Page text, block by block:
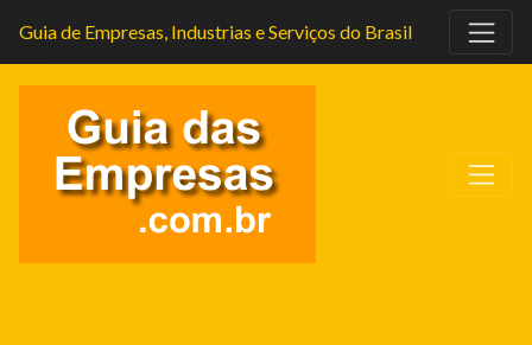
Guia de Empresas, Industrias e Serviços do Brasil